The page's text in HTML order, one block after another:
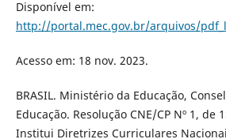
Disponível em:
http://portal.mec.gov.br/arquivos/
Acesso em: 18 nov. 2023.
BRASIL. Ministério da Educação,
Educação. Resolução CNE/CP Nº 1, de
Institui Diretrizes Curriculares